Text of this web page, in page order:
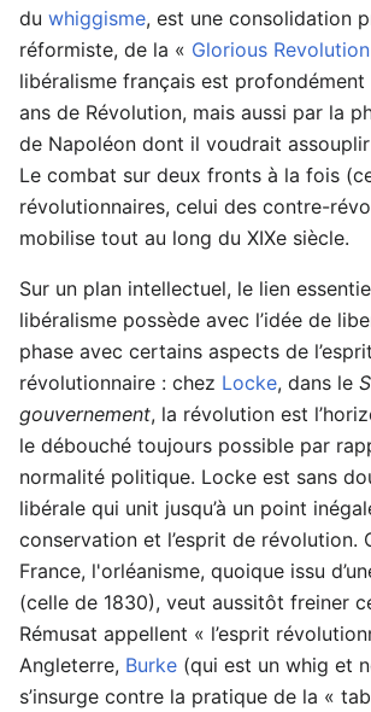
du whiggisme, est une consolidation
réformiste, de la « Glorious Revolution
libéralisme français est profondément
ans de Révolution, mais aussi par la
de Napoléon dont il voudrait
Le combat sur deux fronts à la fois
révolutionnaires, celui des contre-
mobilise tout au long du XIXe siècle.
Sur un plan intellectuel, le lien
libéralisme possède avec l’idée de
phase avec certains aspects de l’esprit
révolutionnaire : chez Locke, dans le
gouvernement, la révolution est
le débouché toujours possible par
normalité politique. Locke est sans
libérale qui unit jusqu’à un point
conservation et l’esprit de révolution.
France, l'orléanisme, quoique issu
(celle de 1830), veut aussitôt freiner
Rémusat appellent « l’esprit
Angleterre, Burke (qui est un whig et
s’insurge contre la pratique de la «